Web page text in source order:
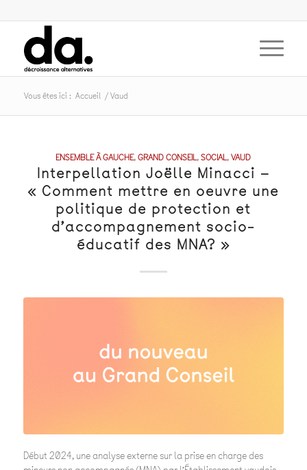
Vous êtes ici : Accueil / Vaud
ENSEMBLE À GAUCHE,GRAND CONSEIL,SOCIAL,VAUD
Interpellation Joëlle Minacci –
« Comment mettre en oeuvre une
politique de protection et
d’accompagnement socio-
éducatif des MNA? »
Début 2024, une analyse externe sur la prise en charge des